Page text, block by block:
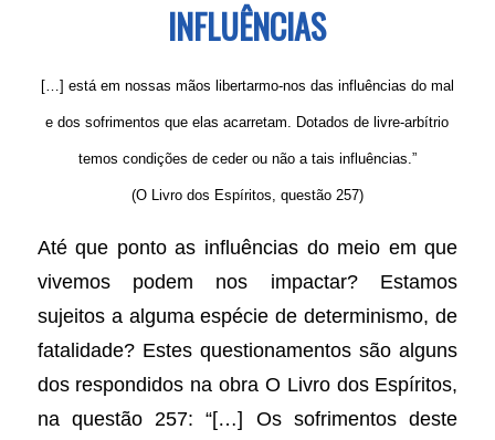
INFLUÊNCIAS
[…] está em nossas mãos libertarmo-nos das influências do mal
e dos sofrimentos que elas acarretam. Dotados de livre-arbítrio
temos condições de ceder ou não a tais influências.”
(O Livro dos Espíritos, questão 257)
Até que ponto as influências do meio em que
vivemos podem nos impactar? Estamos
sujeitos a alguma espécie de determinismo, de
fatalidade? Estes questionamentos são alguns
dos respondidos na obra O Livro dos Espíritos,
na questão 257: “[…] Os sofrimentos deste